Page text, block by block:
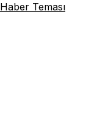
Teması